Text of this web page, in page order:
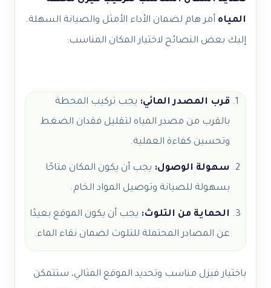
المياه أمر هام لضمان الأداء الأمثل والصيانة السهلة.
إليك بعض النصائح لاختيار المكان المناسب:
قرب المصدر المائي: يجب تركيب المحطة
بالقرب من مصدر المياه لتقليل فقدان الضغط
وتحسين كفاءة العملية.
سهولة الوصول: يجب أن يكون المكان متاحًا
بسهولة للصيانة وتوصيل المواد الخام.
الحماية من التلوث: يجب أن يكون الموقع بعيدًا
عن المصادر المحتملة للتلوث لضمان نقاء الماء.
باختيار فيزل مناسب وتحديد الموقع المثالي، ستتمكن